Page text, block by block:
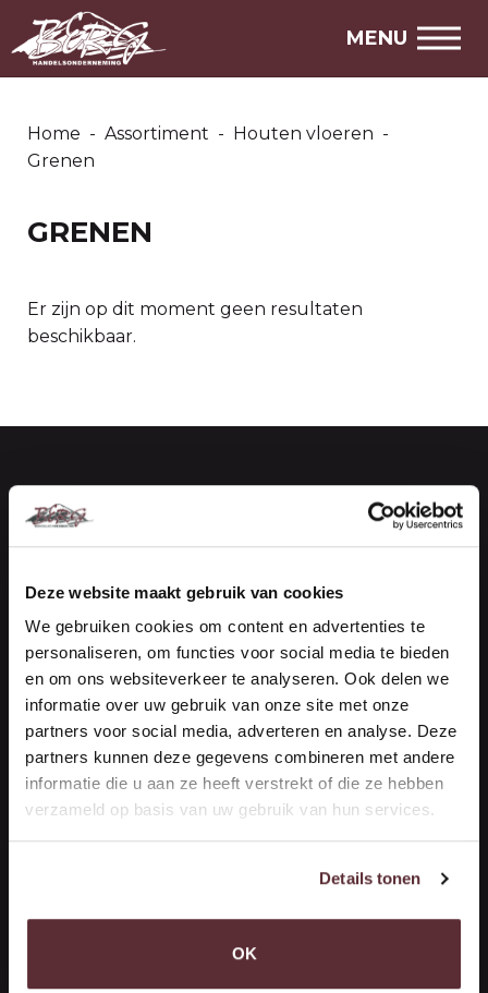
Deze website maakt gebruik van cookies
We gebruiken cookies om content en advertenties te
personaliseren, om functies voor social media te bieden
en om ons websiteverkeer te analyseren. Ook delen we
informatie over uw gebruik van onze site met onze
partners voor social media, adverteren en analyse. Deze
partners kunnen deze gegevens combineren met andere
informatie die u aan ze heeft verstrekt of die ze hebben
verzameld op basis van uw gebruik van hun services.
Details tonen
OK
MENU
ZOEKEN
ASSORTIMENT
MARKTPLAATS
Over ons
Home - Assortiment - Houten vloeren -
Grenen
GRENEN
Er zijn op dit moment geen resultaten
beschikbaar.
Handelsonderneming Berg
Vestiging Maasdijk (Kantoor)
De Vierde Hoeve 10
NEEM CONTACT OP
Handelsonderneming Berg
Vestiging ‘s-Gravenzande (Opslag)
Woutersweg 10